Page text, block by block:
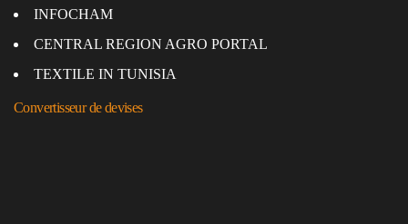
INFOCHAM
CENTRAL REGION AGRO PORTAL
TEXTILE IN TUNISIA
Convertisseur de devises